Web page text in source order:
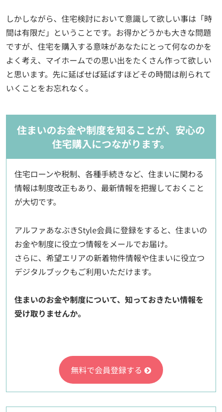
しかしながら、住宅検討において意識して欲しい事は「時
間は有限だ」ということです。お得かどうかも大きな問題
ですが、住宅を購入する意味があなたにとって何なのかを
よく考え、マイホームでの思い出をたくさん作って欲しい
と思います。先に延ばせば延ばすほどその時間は削られて
いくことをお忘れなく。
住まいのお金や制度を知ることが、安心の
住宅購入につながります。
住宅ローンや税制、各種手続きなど、住まいに関わる
情報は制度改正もあり、最新情報を把握しておくこと
が大切です。
アルファあなぶきStyle会員に登録をすると、住まいの
お金や制度に役立つ情報をメールでお届け。
さらに、希望エリアの新着物件情報や住まいに役立つ
デジタルブックもご利用いただけます。
住まいのお金や制度について、知っておきたい情報を
受け取りませんか。
無料で会員登録する